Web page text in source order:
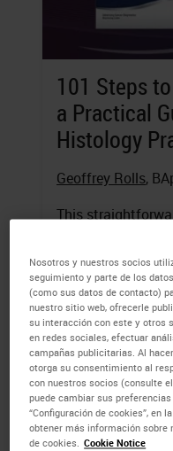
101 Steps
a Practical
Histology
Geoffrey Rolls,
This
practice
avoid common
LEARN MORE
Nosotros y nuestros socios
seguimiento y parte de los
(como sus datos de contacto)
nuestro sitio web, ofrecerle
su interacción con este y otros
en redes sociales, efectuar
campañas publicitarias. Al
otorga su consentimiento al
con nuestros socios (consulte
puede cambiar sus
“Configuración de cookies”, en
obtener más información
de cookies. Cookie Notice